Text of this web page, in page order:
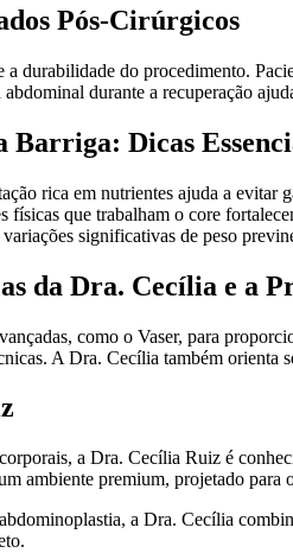
Pós-Cirúrgicos
a durabilidade do procedimento.
durante a recuperação
Barriga: Dicas
rica em nutrientes ajuda a evitar
físicas que trabalham o core
significativas de peso
da Dra. Cecília e a
como o Vaser, para
A Dra. Cecília também
a Dra. Cecília Ruiz é
ambiente premium, projetado para
a Dra. Cecília